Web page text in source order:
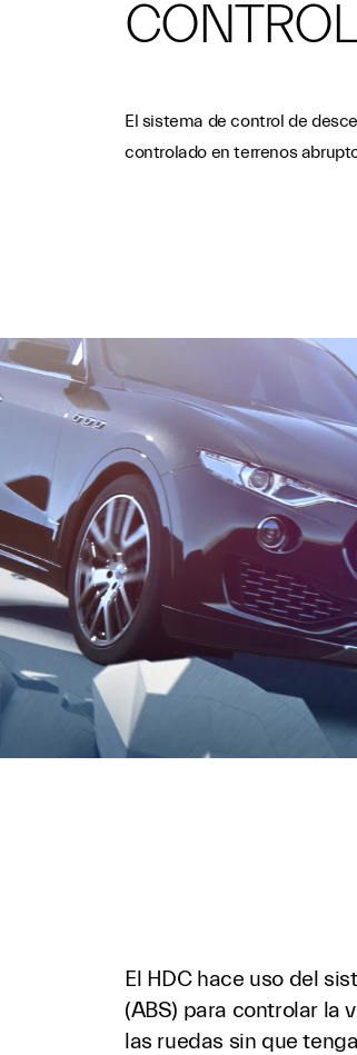
El sistema de control de
controlado en terrenos
El HDC hace uso del
(ABS) para controlar la
las ruedas sin que